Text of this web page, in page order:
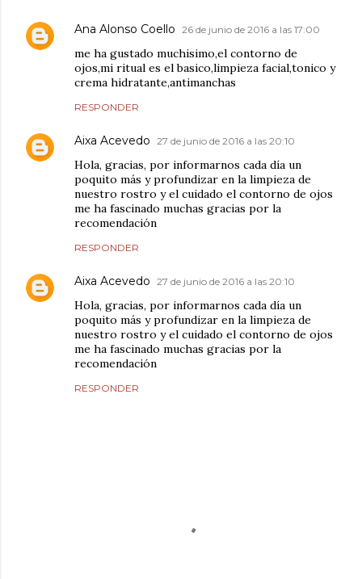
Ana Alonso Coello 26 de junio de 2016 a las 17:00
me ha gustado muchisimo,el contorno de
ojos,mi ritual es el basico,limpieza facial,tonico y
crema hidratante,antimanchas
RESPONDER
Aixa Acevedo 27 de junio de 2016 a las 20:10
Hola, gracias, por informarnos cada día un
poquito más y profundizar en la limpieza de
nuestro rostro y el cuidado el contorno de ojos
me ha fascinado muchas gracias por la
recomendación
RESPONDER
Aixa Acevedo 27 de junio de 2016 a las 20:10
Hola, gracias, por informarnos cada día un
poquito más y profundizar en la limpieza de
nuestro rostro y el cuidado el contorno de ojos
me ha fascinado muchas gracias por la
recomendación
RESPONDER